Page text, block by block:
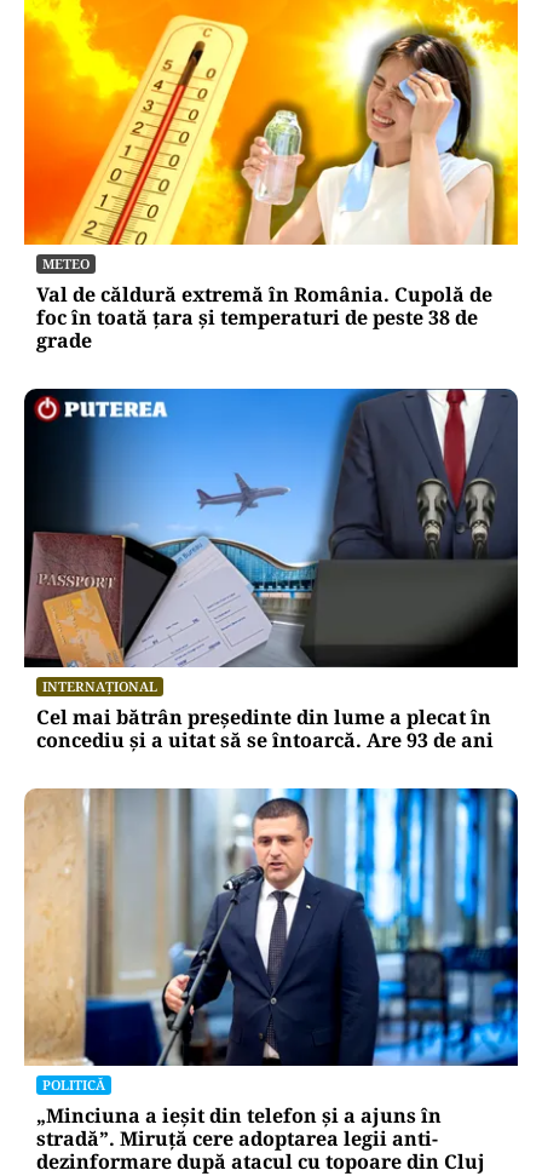
METEO
Val de căldură extremă în România. Cupolă de
foc în toată țara și temperaturi de peste 38 de
grade
INTERNAȚIONAL
Cel mai bătrân președinte din lume a plecat în
concediu și a uitat să se întoarcă. Are 93 de ani
POLITICĂ
„Minciuna a ieșit din telefon și a ajuns în
stradă”. Miruță cere adoptarea legii anti-
dezinformare după atacul cu topoare din Cluj